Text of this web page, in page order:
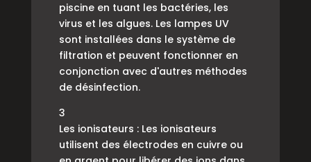
piscine en tuant les bactéries, les
virus et les algues. Les lampes UV
sont installées dans le système de
filtration et peuvent fonctionner en
conjonction avec d'autres méthodes
de désinfection.
3
Les ionisateurs : Les ionisateurs
utilisent des électrodes en cuivre ou